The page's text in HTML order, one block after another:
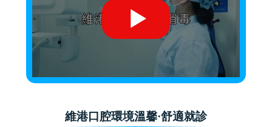
維港口腔環境溫馨·舒適就診